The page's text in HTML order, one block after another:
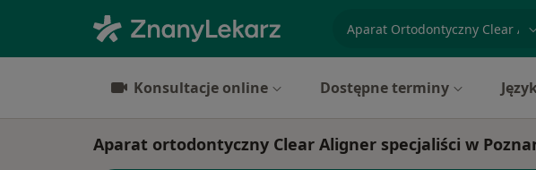
Konsultacje online Dostępne terminy
Aparat ortodontyczny Clear Aligner specjaliści w